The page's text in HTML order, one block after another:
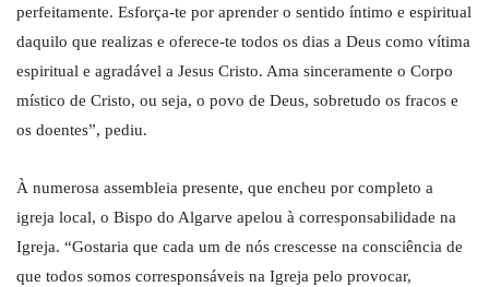
perfeitamente. Esforça-te por aprender o sentido íntimo e espiritual
daquilo que realizas e oferece-te todos os dias a Deus como vítima
espiritual e agradável a Jesus Cristo. Ama sinceramente o Corpo
místico de Cristo, ou seja, o povo de Deus, sobretudo os fracos e
os doentes”, pediu.
À numerosa assembleia presente, que encheu por completo a
igreja local, o Bispo do Algarve apelou à corresponsabilidade na
Igreja. “Gostaria que cada um de nós crescesse na consciência de
que todos somos corresponsáveis na Igreja pelo provocar,